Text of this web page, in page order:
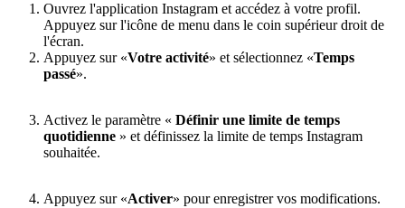
Ouvrez l'application Instagram et accédez à votre profil.
Appuyez sur l'icône de menu dans le coin supérieur droit de
l'écran.
Appuyez sur «Votre activité» et sélectionnez «Temps
passé».
Activez le paramètre « Définir une limite de temps
quotidienne » et définissez la limite de temps Instagram
souhaitée.
Appuyez sur «Activer» pour enregistrer vos modifications.